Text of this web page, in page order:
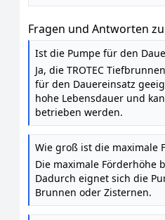
Fragen und Antworten zu
Edelstahl-
Ist die Pumpe für den
Ja, die TROTEC
für den Dauereinsatz
hohe Lebensdauer und
betrieben werden.
Wie groß ist die maximale
Die maximale Förderhöhe
Dadurch eignet sich die
Brunnen oder Zisternen.